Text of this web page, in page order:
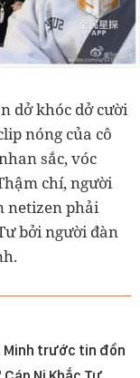
dở khóc dở cười
nóng của cô
sắc, vóc
chí, người
netizen phải
bởi người đàn
Minh trước tin đồn